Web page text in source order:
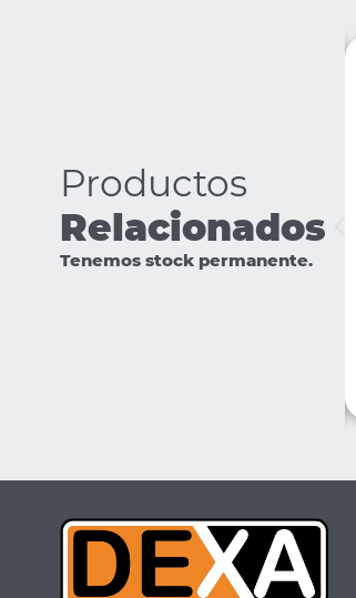
Productos
Relacionados
Tenemos stock permanente.
IPC-HFW1239S1P-LED-
S5